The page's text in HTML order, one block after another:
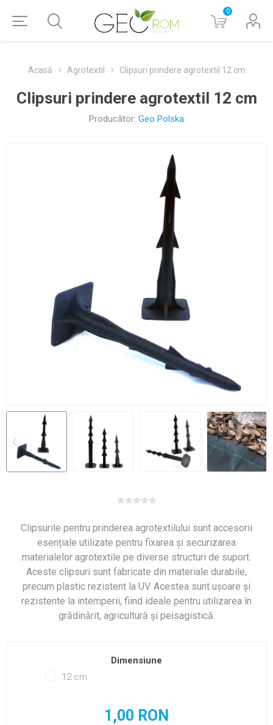
0
Acasă Agrotextil Clipsuri prindere agrotextil 12 cm
Clipsuri prindere agrotextil 12 cm
Producător: Geo Polska
Clipsurile pentru prinderea agrotextilului sunt accesorii
esențiale utilizate pentru fixarea și securizarea
materialelor agrotextile pe diverse structuri de suport.
Aceste clipsuri sunt fabricate din materiale durabile,
precum plastic rezistent la UV. Acestea sunt ușoare și
rezistente la intemperii, fiind ideale pentru utilizarea în
grădinărit, agricultură și peisagistică.
Dimensiune
12 cm
1,00 RON